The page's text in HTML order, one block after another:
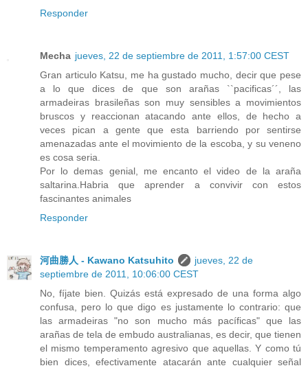
Responder
Mecha jueves, 22 de septiembre de 2011, 1:57:00 CEST
Gran articulo Katsu, me ha gustado mucho, decir que pese
a lo que dices de que son arañas ``pacificas´´, las
armadeiras brasileñas son muy sensibles a movimientos
bruscos y reaccionan atacando ante ellos, de hecho a
veces pican a gente que esta barriendo por sentirse
amenazadas ante el movimiento de la escoba, y su veneno
es cosa seria.
Por lo demas genial, me encanto el video de la araña
saltarina.Habria que aprender a convivir con estos
fascinantes animales
Responder
河曲勝人 - Kawano Katsuhito
jueves, 22 de
septiembre de 2011, 10:06:00 CEST
No, fíjate bien. Quizás está expresado de una forma algo
confusa, pero lo que digo es justamente lo contrario: que
las armadeiras "no son mucho más pacíficas" que las
arañas de tela de embudo australianas, es decir, que tienen
el mismo temperamento agresivo que aquellas. Y como tú
bien dices, efectivamente atacarán ante cualquier señal